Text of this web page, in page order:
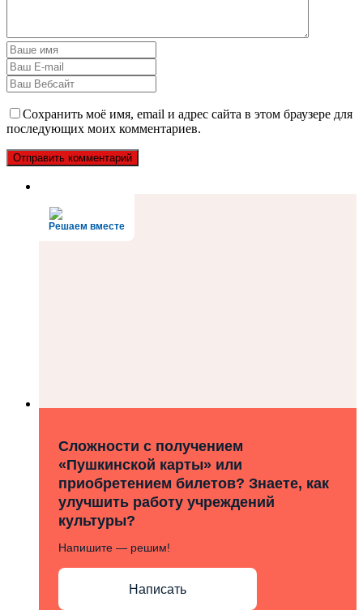
Сохранить моё имя, email и адрес сайта в этом браузере для
последующих моих комментариев.
Решаем вместе
Сложности с получением
«Пушкинской карты» или
приобретением билетов? Знаете, как
улучшить работу учреждений
культуры?
Напишите — решим!
Написать